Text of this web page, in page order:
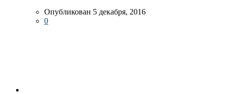
Опубликован 5 декабря, 2016
0